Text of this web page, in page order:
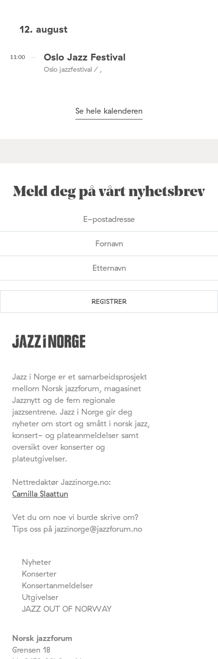
12. august
11:00 Oslo Jazz Festival
Oslo jazzfestival / ,
Se hele kalenderen
Meld deg på vårt nyhetsbrev
Jazz i Norge er et samarbeidsprosjekt
mellom Norsk jazzforum, magasinet
Jazznytt og de fem regionale
jazzsentrene. Jazz i Norge gir deg
nyheter om stort og smått i norsk jazz,
konsert- og plateanmeldelser samt
oversikt over konserter og
plateutgivelser.
Nettredaktør Jazzinorge.no:
Camilla Slaattun
Vet du om noe vi burde skrive om?
Tips oss på jazzinorge@jazzforum.no
Nyheter
Konserter
Konsertanmeldelser
Utgivelser
JAZZ OUT OF NORWAY
Norsk jazzforum
Grensen 18